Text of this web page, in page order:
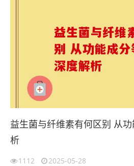
益生菌与纤维素有何区别 从
析
1112 2025-05-28